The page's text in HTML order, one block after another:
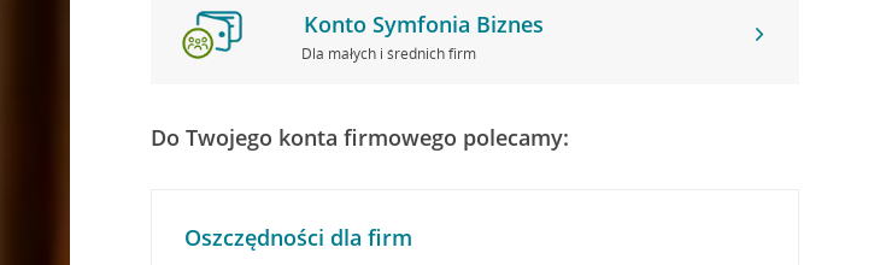
Konto Symfonia Biznes
Dla małych i średnich firm
Do Twojego konta firmowego polecamy:
Oszczędności dla firm